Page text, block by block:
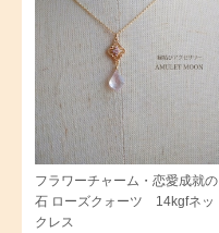
フラワーチャーム・恋愛成就の
石 ローズクォーツ 14kgfネッ
クレス